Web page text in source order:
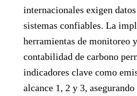
internacionales exigen
sistemas confiables. La
herramientas de monitoreo
contabilidad de carbono
indicadores clave como
alcance 1, 2 y 3,